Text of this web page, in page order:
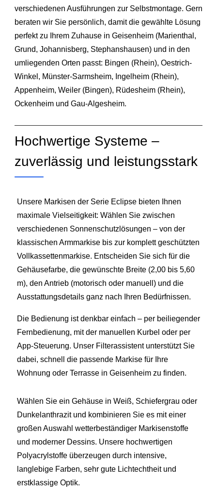
verschiedenen Ausführungen zur Selbstmontage. Gern
beraten wir Sie persönlich, damit die gewählte Lösung
perfekt zu Ihrem Zuhause in Geisenheim (Marienthal,
Grund, Johannisberg, Stephanshausen) und in den
umliegenden Orten passt: Bingen (Rhein), Oestrich-
Winkel, Münster-Sarmsheim, Ingelheim (Rhein),
Appenheim, Weiler (Bingen), Rüdesheim (Rhein),
Ockenheim und Gau-Algesheim.
Hochwertige Systeme –
zuverlässig und leistungsstark
Unsere Markisen der Serie Eclipse bieten Ihnen
maximale Vielseitigkeit: Wählen Sie zwischen
verschiedenen Sonnenschutzlösungen – von der
klassischen Armmarkise bis zur komplett geschützten
Vollkassettenmarkise. Entscheiden Sie sich für die
Gehäusefarbe, die gewünschte Breite (2,00 bis 5,60
m), den Antrieb (motorisch oder manuell) und die
Ausstattungsdetails ganz nach Ihren Bedürfnissen.
Die Bedienung ist denkbar einfach – per beiliegender
Fernbedienung, mit der manuellen Kurbel oder per
App-Steuerung. Unser Filterassistent unterstützt Sie
dabei, schnell die passende Markise für Ihre
Wohnung oder Terrasse in Geisenheim zu finden.
Wählen Sie ein Gehäuse in Weiß, Schiefergrau oder
Dunkelanthrazit und kombinieren Sie es mit einer
großen Auswahl wetterbeständiger Markisenstoffe
und moderner Dessins. Unsere hochwertigen
Polyacrylstoffe überzeugen durch intensive,
langlebige Farben, sehr gute Lichtechtheit und
erstklassige Optik.